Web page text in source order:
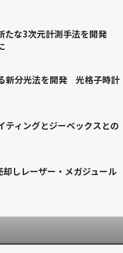
たな3次元計測手法を開発
新分光法を開発 光格子時計
ティングとジーベックスとの
しレーザー・メガジュール